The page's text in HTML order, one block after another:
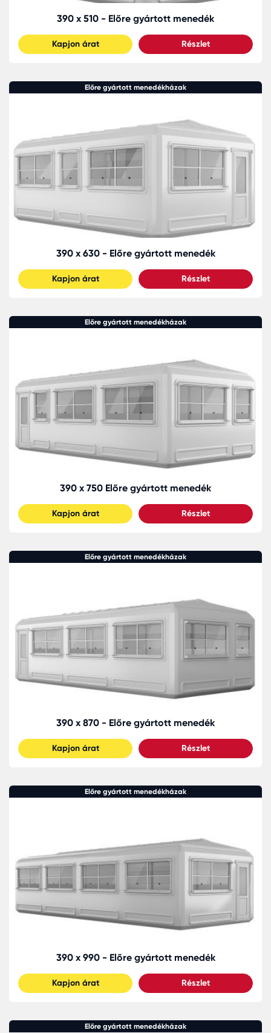
390 x 510 - Előre gyártott menedék
Kapjon árat Részlet
Előre gyártott menedékházak
390 x 630 - Előre gyártott menedék
Kapjon árat Részlet
Előre gyártott menedékházak
390 x 750 Előre gyártott menedék
Kapjon árat Részlet
Előre gyártott menedékházak
390 x 870 - Előre gyártott menedék
Kapjon árat Részlet
Előre gyártott menedékházak
390 x 990 - Előre gyártott menedék
Kapjon árat Részlet
Előre gyártott menedékházak